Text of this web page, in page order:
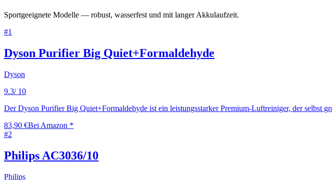
Sportgeeignete Modelle — robust, wasserfest und mit langer Akkulaufzeit.
#1
Dyson Purifier Big Quiet+Formaldehyde
Dyson
9.3/ 10
Der Dyson Purifier Big Quiet+Formaldehyde ist ein leistungsstarker Premium-Luftreiniger, der selbst
83,90 €Bei Amazon *
#2
Philips AC3036/10
Philips